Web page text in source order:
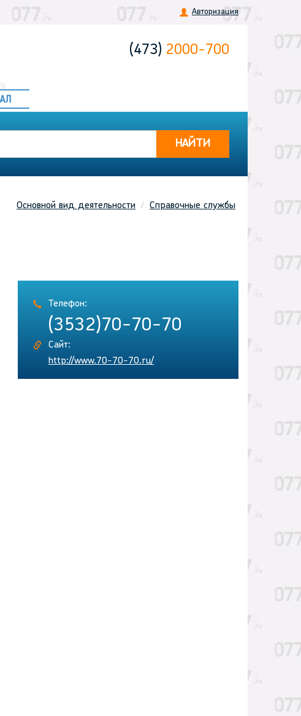
Авторизация
(473) 2000-700
НАЙТИ
Основной вид деятельности Справочные службы
Телефон:
(3532)70-70-70
Сайт:
http://www.70-70-70.ru/